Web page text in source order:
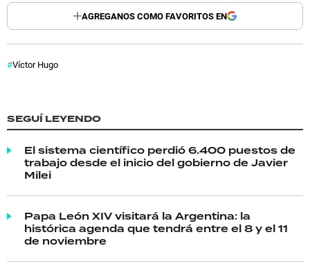
AGREGANOS COMO FAVORITOS EN
Víctor Hugo
SEGUÍ LEYENDO
El sistema científico perdió 6.400 puestos de
trabajo desde el inicio del gobierno de Javier
Milei
Papa León XIV visitará la Argentina: la
histórica agenda que tendrá entre el 8 y el 11
de noviembre